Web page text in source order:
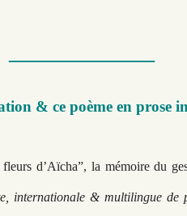
& ce poème en prose
fleurs d’Aïcha”, la mémoire du
internationale & multilingue de